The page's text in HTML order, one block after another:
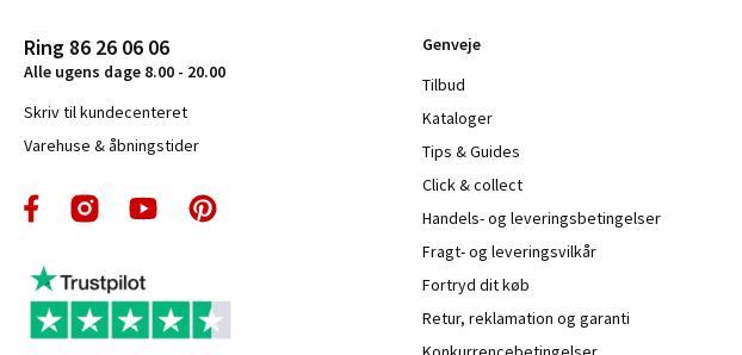
Ring 86 26 06 06
Alle ugens dage 8.00 - 20.00
Skriv til kundecenteret
Varehuse & åbningstider
Genveje
Tilbud
Kataloger
Tips & Guides
Click & collect
Handels- og leveringsbetingelser
Fragt- og leveringsvilkår
Fortryd dit køb
Retur, reklamation og garanti